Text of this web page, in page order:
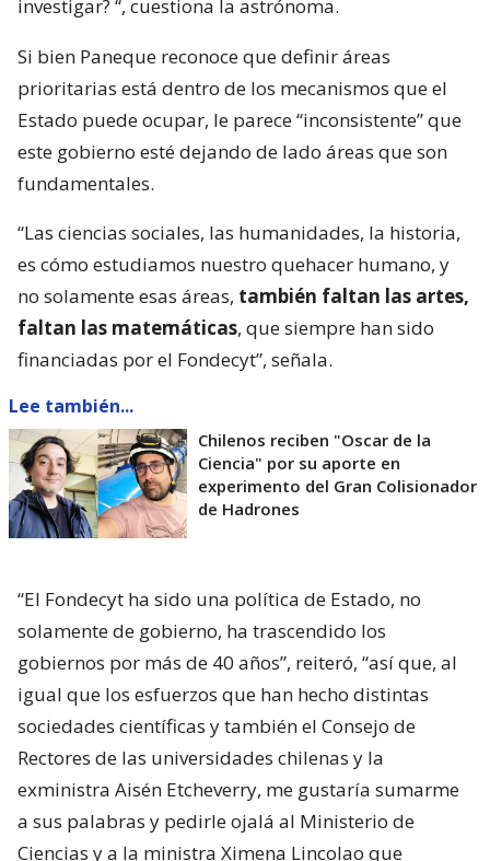
investigar? “, cuestiona la astrónoma.
Si bien Paneque reconoce que definir áreas
prioritarias está dentro de los mecanismos que el
Estado puede ocupar, le parece “inconsistente” que
este gobierno esté dejando de lado áreas que son
fundamentales.
“Las ciencias sociales, las humanidades, la historia,
es cómo estudiamos nuestro quehacer humano, y
no solamente esas áreas, también faltan las artes,
faltan las matemáticas, que siempre han sido
financiadas por el Fondecyt”, señala.
Lee también...
Chilenos reciben "Oscar de la
Ciencia" por su aporte en
experimento del Gran Colisionador
de Hadrones
“El Fondecyt ha sido una política de Estado, no
solamente de gobierno, ha trascendido los
gobiernos por más de 40 años”, reiteró, “así que, al
igual que los esfuerzos que han hecho distintas
sociedades científicas y también el Consejo de
Rectores de las universidades chilenas y la
exministra Aisén Etcheverry, me gustaría sumarme
a sus palabras y pedirle ojalá al Ministerio de
Ciencias y a la ministra Ximena Lincolao que